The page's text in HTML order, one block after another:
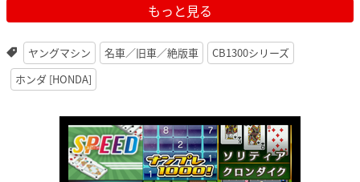
もっと見る
ヤングマシン 名車／旧車／絶版車
CB1300シリーズ
ホンダ [HONDA]